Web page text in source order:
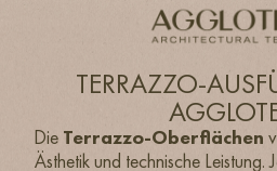
TERRAZZO-
Die Terrazzo-Oberflächen
Ästhetik und technische